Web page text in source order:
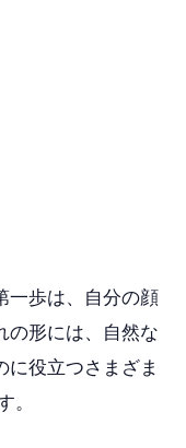
一歩は、自分の顔
の形には、自然な
役立つさまざま
。